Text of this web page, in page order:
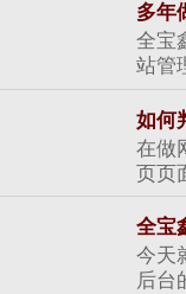
多年
全宝
站管
如何
在做
页页
全宝
今天
后台